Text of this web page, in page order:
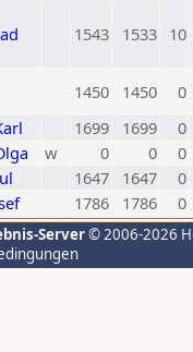
1543 1533 10
1450 1450 0
1699 1699 0
w 0 0 0
1647 1647 0
1786 1786 0
Server© 2006-2026